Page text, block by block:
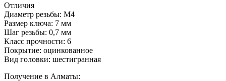
Отличия
Диаметр резьбы: М4
Размер ключа: 7 мм
Шаг резьбы: 0,7 мм
Класс прочности: 6
Покрытие: оцинкованное
Вид головки: шестигранная
Получение в Алматы: